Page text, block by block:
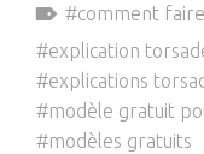
comment
explication
explications
modèle gratuit
modèles gratuits